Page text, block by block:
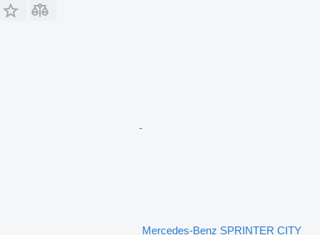
Mercedes-Benz SPRINTER CITY